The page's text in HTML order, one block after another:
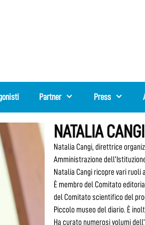
Partner Press
NATALIA CANGI
Natalia Cangi, direttrice
Amministrazione
Natalia Cangi ricopre vari
È membro del Comitato
del Comitato scientifico del
Piccolo museo del diario. È
Ha curato numerosi volumi